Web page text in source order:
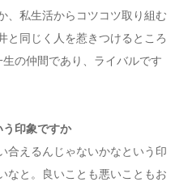
、私生活からコツコツ取り組む
と同じく人を惹きつけるところ
の仲間であり、ライバルです
印象ですか
合えるんじゃないかなという印
なと。良いことも悪いこともお